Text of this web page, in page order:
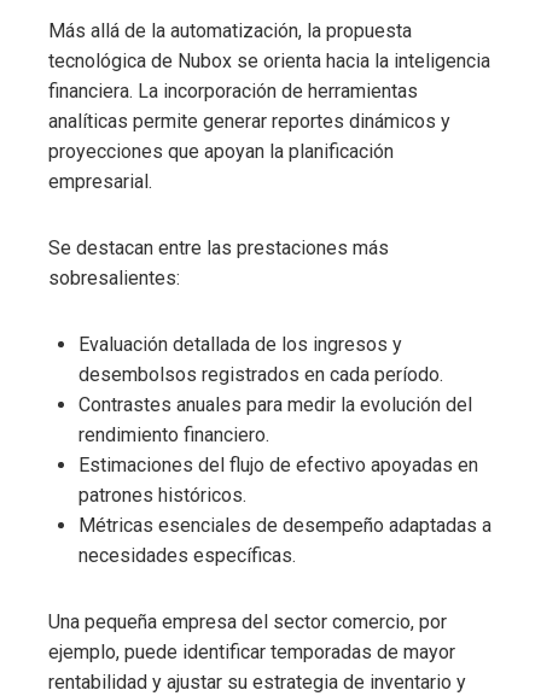
Más allá de la automatización, la propuesta
tecnológica de Nubox se orienta hacia la inteligencia
financiera. La incorporación de herramientas
analíticas permite generar reportes dinámicos y
proyecciones que apoyan la planificación
empresarial.
Se destacan entre las prestaciones más
sobresalientes:
Evaluación detallada de los ingresos y
desembolsos registrados en cada período.
Contrastes anuales para medir la evolución del
rendimiento financiero.
Estimaciones del flujo de efectivo apoyadas en
patrones históricos.
Métricas esenciales de desempeño adaptadas a
necesidades específicas.
Una pequeña empresa del sector comercio, por
ejemplo, puede identificar temporadas de mayor
rentabilidad y ajustar su estrategia de inventario y